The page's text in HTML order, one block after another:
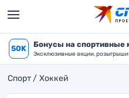
50K Бонусы на спортивные
Эксклюзивные акции, розыгрыши
Спорт Хоккей